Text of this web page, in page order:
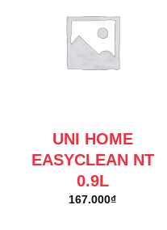
UNI HOME
EASYCLEAN NT
0.9L
167.000₫